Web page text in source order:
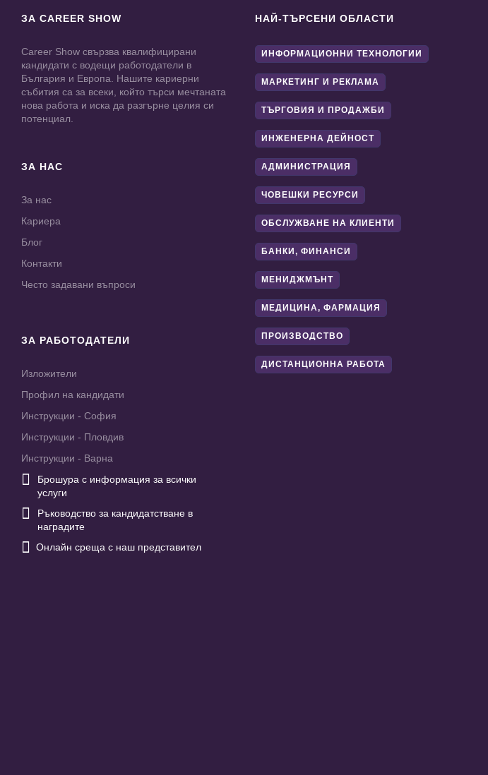
ЗА CAREER SHOW
Career Show свързва квалифицирани
кандидати с водещи работодатели в
България и Европа. Нашите кариерни
събития са за всеки, който търси мечтаната
нова работа и иска да разгърне целия си
потенциал.
ЗА НАС
За нас
Кариера
Блог
Контакти
Често задавани въпроси
ЗА РАБОТОДАТЕЛИ
Изложители
Профил на кандидати
Инструкции - София
Инструкции - Пловдив
Инструкции - Варна

Брошура с информация за всички
услуги

Ръководство за кандидатстване в
наградите
 Онлайн среща с наш представител
НАЙ-ТЪРСЕНИ ОБЛАСТИ
ИНФОРМАЦИОННИ ТЕХНОЛОГИИ
МАРКЕТИНГ И РЕКЛАМА
ТЪРГОВИЯ И ПРОДАЖБИ
ИНЖЕНЕРНА ДЕЙНОСТ
АДМИНИСТРАЦИЯ
ЧОВЕШКИ РЕСУРСИ
ОБСЛУЖВАНЕ НА КЛИЕНТИ
БАНКИ, ФИНАНСИ
МЕНИДЖМЪНТ
МЕДИЦИНА, ФАРМАЦИЯ
ПРОИЗВОДСТВО
ДИСТАНЦИОННА РАБОТА